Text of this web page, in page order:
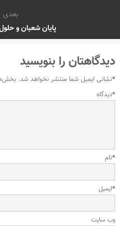
بعدی
پایان شعبان و
دیدگاهتان را بنویسید
نشانی ایمیل شما منتشر نخواهد شد.*
دیدگاه*
نام*
ایمیل*
وب‌ سایت